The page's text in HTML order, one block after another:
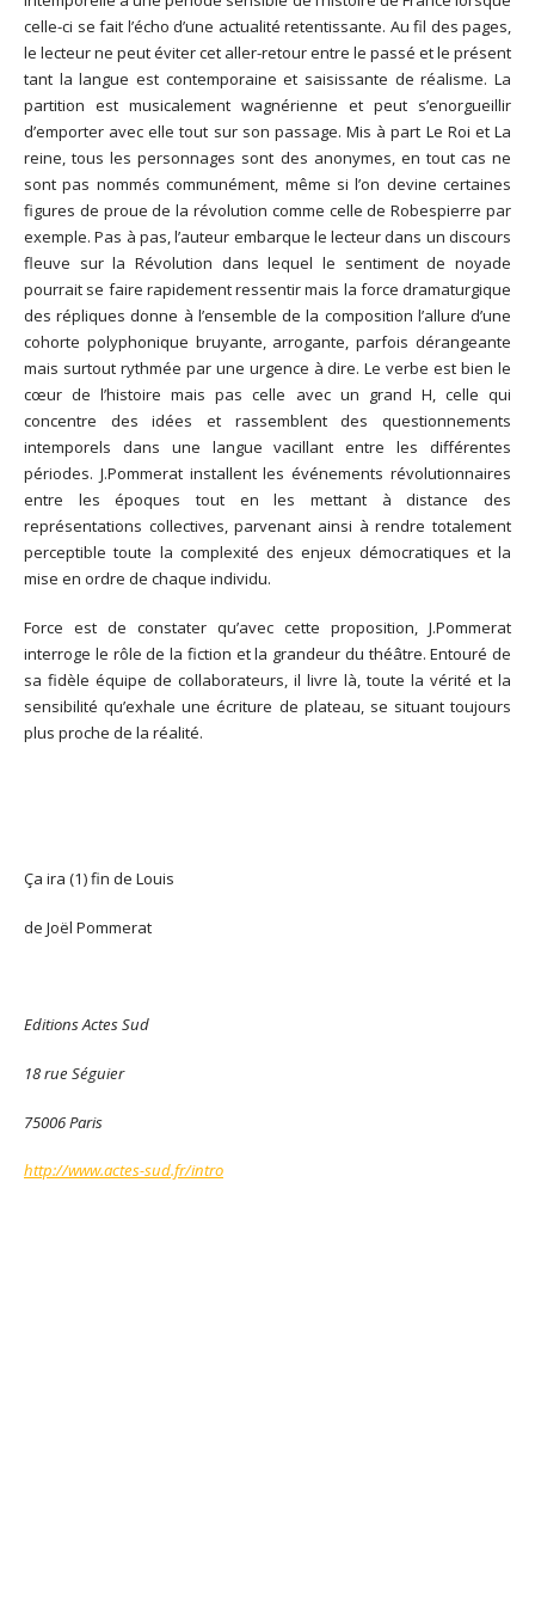
celle-ci se fait l’écho d’une actualité retentissante. Au fil des pages,
le lecteur ne peut éviter cet aller-retour entre le passé et le présent
tant la langue est contemporaine et saisissante de réalisme. La
partition est musicalement wagnérienne et peut s’enorgueillir
d’emporter avec elle tout sur son passage. Mis à part Le Roi et La
reine, tous les personnages sont des anonymes, en tout cas ne
sont pas nommés communément, même si l’on devine certaines
figures de proue de la révolution comme celle de Robespierre par
exemple. Pas à pas, l’auteur embarque le lecteur dans un discours
fleuve sur la Révolution dans lequel le sentiment de noyade
pourrait se faire rapidement ressentir mais la force dramaturgique
des répliques donne à l’ensemble de la composition l’allure d’une
cohorte polyphonique bruyante, arrogante, parfois dérangeante
mais surtout rythmée par une urgence à dire. Le verbe est bien le
cœur de l’histoire mais pas celle avec un grand H, celle qui
concentre des idées et rassemblent des questionnements
intemporels dans une langue vacillant entre les différentes
périodes. J.Pommerat installent les événements révolutionnaires
entre les époques tout en les mettant à distance des
représentations collectives, parvenant ainsi à rendre totalement
perceptible toute la complexité des enjeux démocratiques et la
mise en ordre de chaque individu.
Force est de constater qu’avec cette proposition, J.Pommerat
interroge le rôle de la fiction et la grandeur du théâtre. Entouré de
sa fidèle équipe de collaborateurs, il livre là, toute la vérité et la
sensibilité qu’exhale une écriture de plateau, se situant toujours
plus proche de la réalité.
Ça ira (1) fin de Louis
de Joël Pommerat
Editions Actes Sud
18 rue Séguier
75006 Paris
http://www.actes-sud.fr/intro